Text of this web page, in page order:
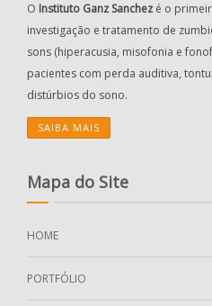
O Instituto Ganz Sanchez é o
investigação e tratamento de
sons (hiperacusia, misofonia e
pacientes com perda auditiva,
distúrbios do sono.
SAIBA MAIS
Mapa do Site
HOME
PORTFÓLIO